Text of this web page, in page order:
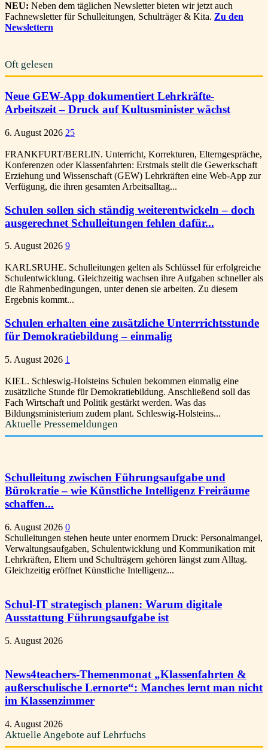
NEU: Neben dem täglichen Newsletter bieten wir jetzt auch
Fachnewsletter für Schulleitungen, Schulträger & Kita. Zu den
Newslettern
Oft gelesen
Neue GEW-App dokumentiert Lehrkräfte-
Arbeitszeit – Druck auf Kultusminister wächst
6. August 2026 25
FRANKFURT/BERLIN. Unterricht, Korrekturen, Elterngespräche,
Konferenzen oder Klassenfahrten: Erstmals stellt die Gewerkschaft
Erziehung und Wissenschaft (GEW) Lehrkräften eine Web-App zur
Verfügung, die ihren gesamten Arbeitsalltag...
Schulen sollen sich ständig weiterentwickeln – doch
ausgerechnet Schulleitungen fehlen dafür...
5. August 2026 9
KARLSRUHE. Schulleitungen gelten als Schlüssel für erfolgreiche
Schulentwicklung. Gleichzeitig wachsen ihre Aufgaben schneller als
die Rahmenbedingungen, unter denen sie arbeiten. Zu diesem
Ergebnis kommt...
Schulen erhalten eine zusätzliche Unterrrichtsstunde
für Demokratiebildung – einmalig
5. August 2026 1
KIEL. Schleswig-Holsteins Schulen bekommen einmalig eine
zusätzliche Stunde für Demokratiebildung. Anschließend soll das
Fach Wirtschaft und Politik gestärkt werden. Was das
Bildungsministerium zudem plant. Schleswig-Holsteins...
Aktuelle Pressemeldungen
Schulleitung zwischen Führungsaufgabe und
Bürokratie – wie Künstliche Intelligenz Freiräume
schaffen...
6. August 2026 0
Schulleitungen stehen heute unter enormem Druck: Personalmangel,
Verwaltungsaufgaben, Schulentwicklung und Kommunikation mit
Lehrkräften, Eltern und Schulträgern gehören längst zum Alltag.
Gleichzeitig eröffnet Künstliche Intelligenz...
Schul-IT strategisch planen: Warum digitale
Ausstattung Führungsaufgabe ist
5. August 2026
News4teachers-Themenmonat „Klassenfahrten &
außerschulische Lernorte“: Manches lernt man nicht
im Klassenzimmer
4. August 2026
Aktuelle Angebote auf Lehrfuchs